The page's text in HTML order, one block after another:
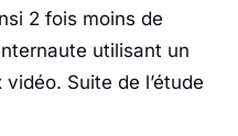
2 fois moins de
utilisant un
Suite de l’étude